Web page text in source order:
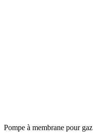
Pompe à membrane pour gaz